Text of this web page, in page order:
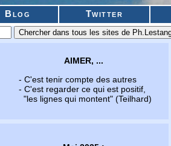
Blog Twitter
AIMER, ...
- C'est tenir compte des autres
- C'est regarder ce qui est positif,
"les lignes qui montent" (Teilhard)